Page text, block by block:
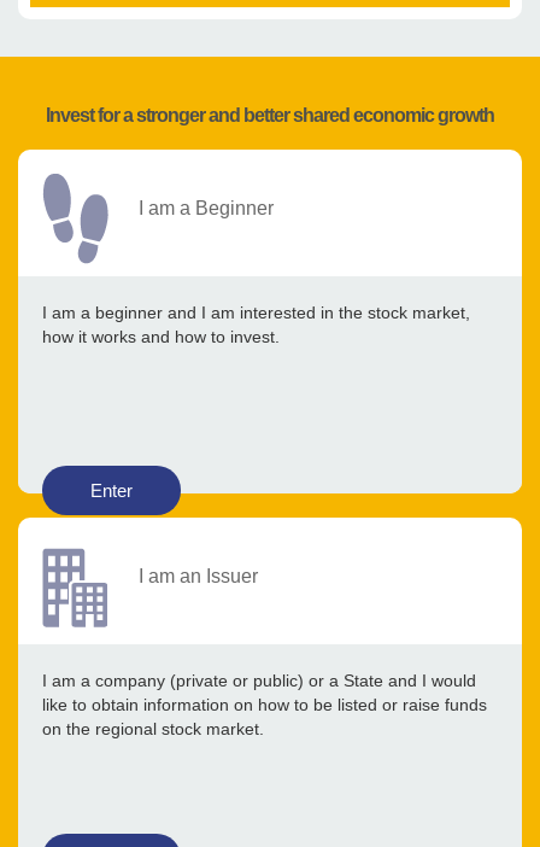
Invest for a stronger and better shared economic growth
I am a Beginner
I am a beginner and I am interested in the stock market,
how it works and how to invest.
Enter
I am an Issuer
I am a company (private or public) or a State and I would
like to obtain information on how to be listed or raise funds
on the regional stock market.